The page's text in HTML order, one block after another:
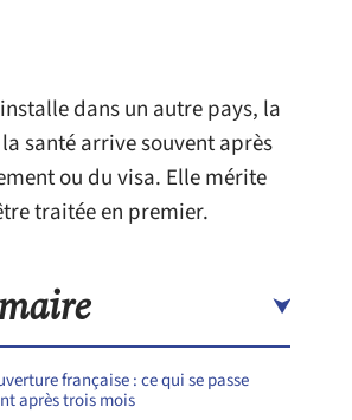
dans un autre pays, la
santé arrive souvent après
ou du visa. Elle mérite
traitée en premier.
française : ce qui se passe
après trois mois